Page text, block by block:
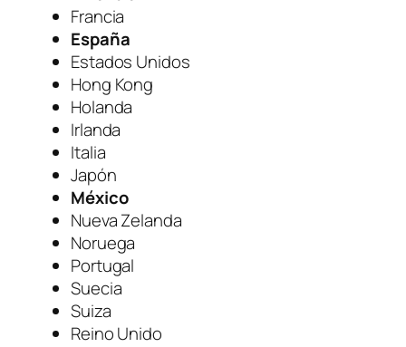
Francia
España
Estados Unidos
Hong Kong
Holanda
Irlanda
Italia
Japón
México
Nueva Zelanda
Noruega
Portugal
Suecia
Suiza
Reino Unido